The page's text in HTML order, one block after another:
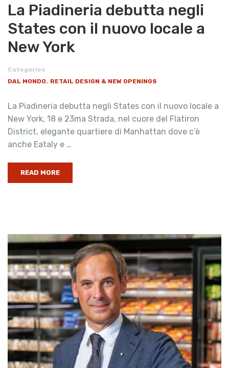
La Piadineria debutta negli
States con il nuovo locale a
New York
Categories
DAL MONDO, RETAIL DESIGN & NEW OPENINGS
La Piadineria debutta negli States con il nuovo locale a
New York, 18 e 23ma Strada, nel cuore del Flatiron
District, elegante quartiere di Manhattan dove c’è
anche Eataly e …
READ MORE